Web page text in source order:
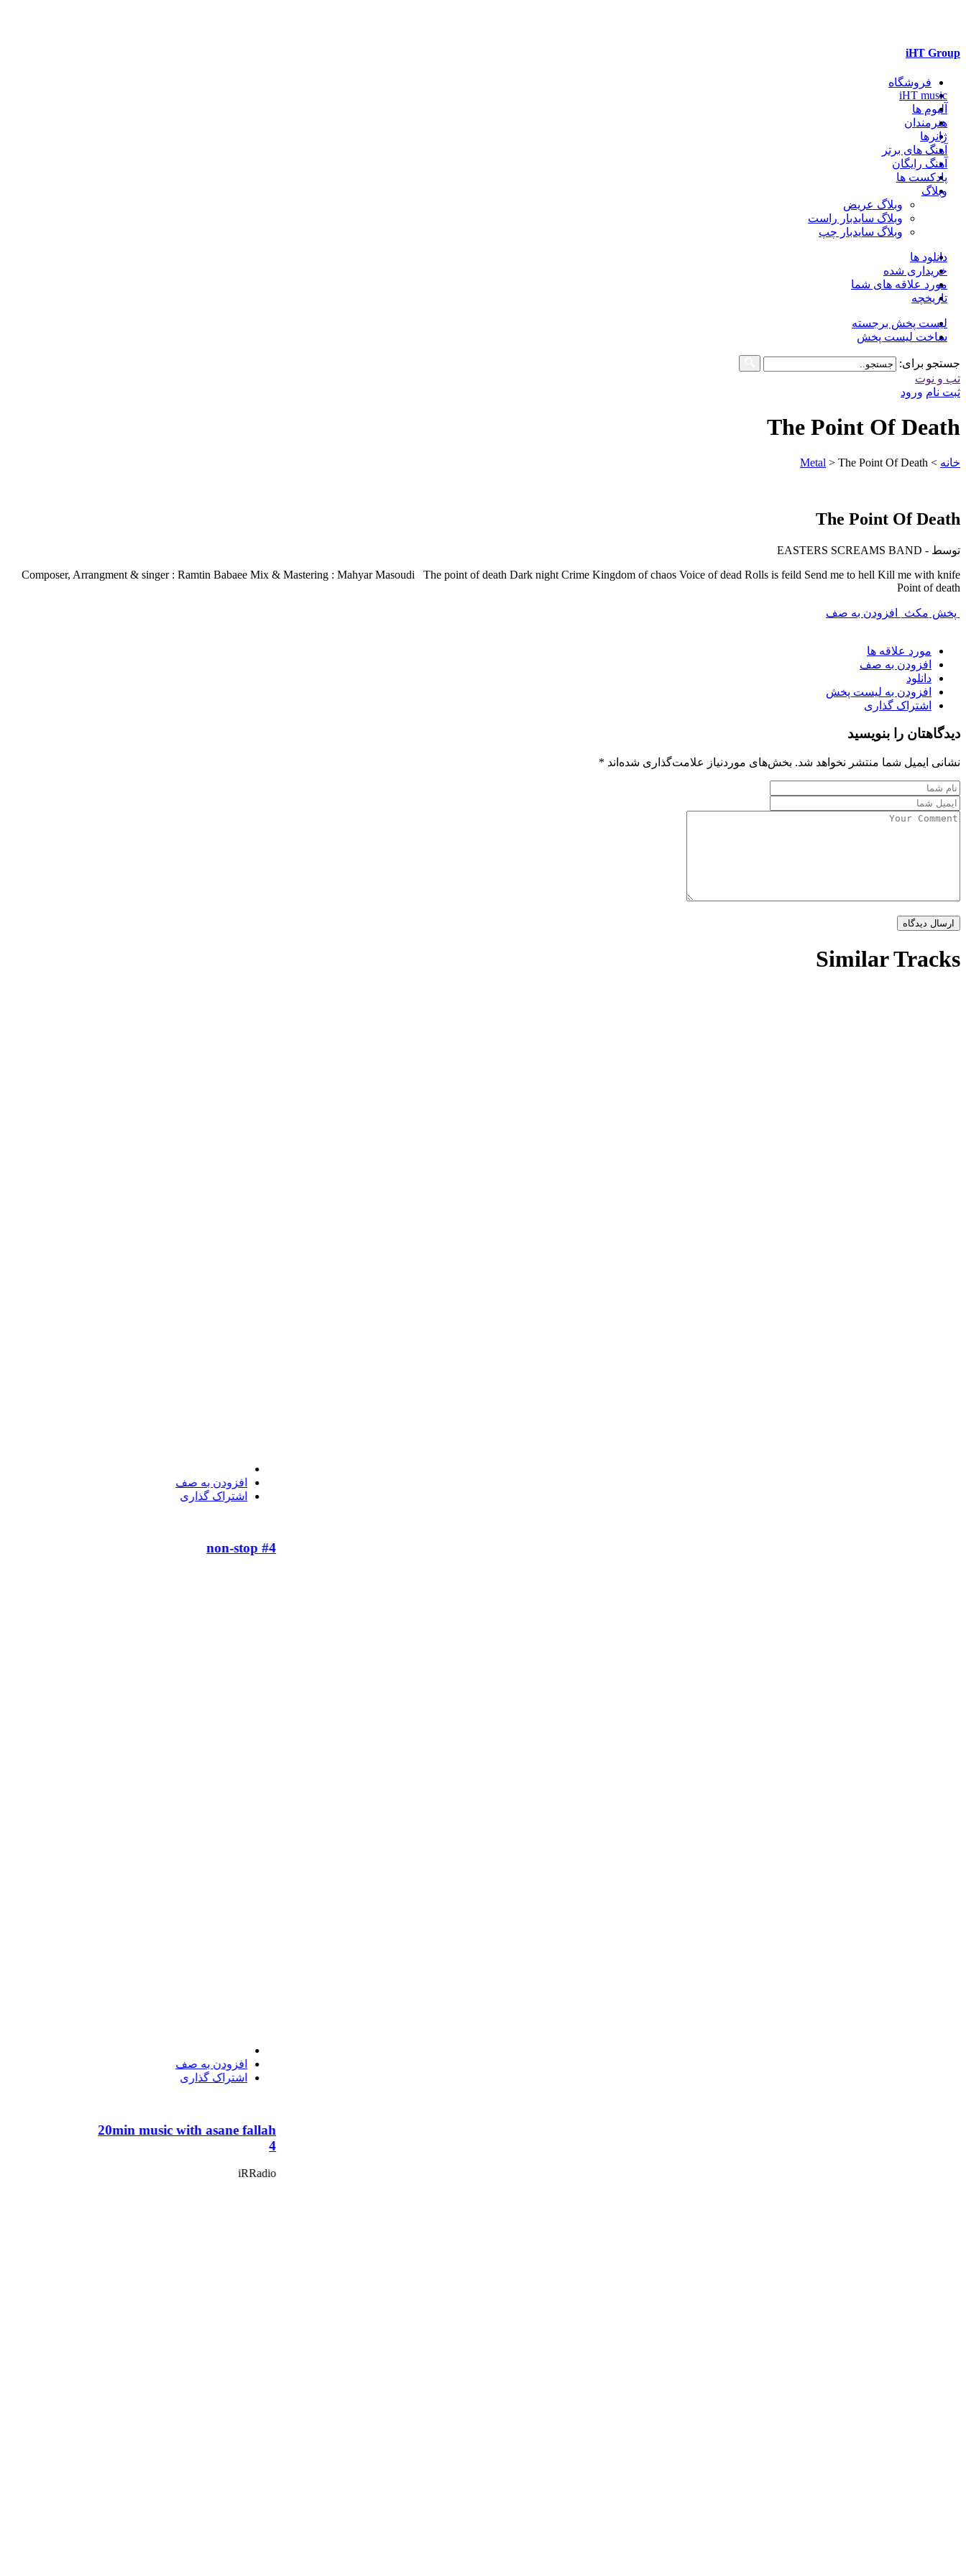
iHT Group
فروشگاه
iHT music
آلبوم ها
هنرمندان
ژانرها
آهنگ های برتر
آهنگ رایگان
پادکست ها
وبلاگ
وبلاگ عریض
وبلاگ سایدبار راست
وبلاگ سایدبار چپ
دانلود ها
خریداری شده
مورد علاقه های شما
تاریخچه
لیست پخش برجسته
ساخت لیست پخش
جستجو برای:
تب و نوت
ثبت نام ورود
The Point Of Death
خانه >
Metal > The Point Of Death
The Point Of Death
توسط - EASTERS SCREAMS BAND
Composer, Arrangment & singer : Ramtin Babaee Mix & Mastering : Mahyar Masoudi The point of death Dark night Crime Kingdom of chaos Voice of dead Rolls is feild Send me to hell Kill me with knife
Point of death
پخش مکث افزودن به صف
مورد علاقه ها
افزودن به صف
دانلود
افزودن به لیست پخش
اشتراک گذاری
دیدگاهتان را بنویسید
نشانی ایمیل شما منتشر نخواهد شد. بخش‌های موردنیاز علامت‌گذاری شده‌اند *
Similar Tracks
افزودن به صف
اشتراک گذاری
non-stop #4
افزودن به صف
اشتراک گذاری
20min music with asane fallah
4
iRRadio